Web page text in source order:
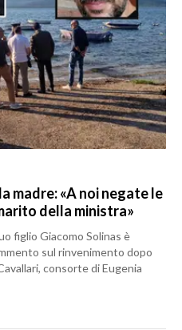
madre: «A noi negate le
della ministra»
figlio Giacomo Solinas è
sul rinvenimento dopo
consorte di Eugenia